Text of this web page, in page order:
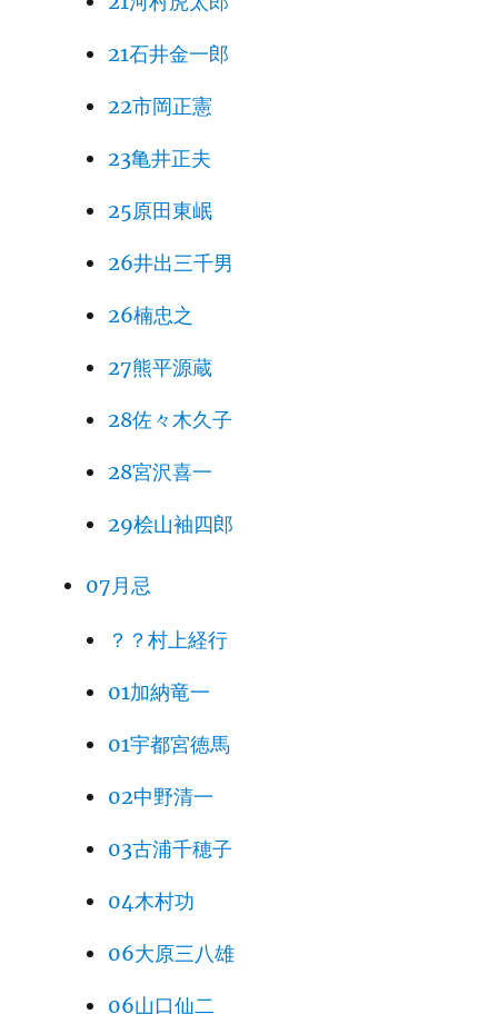
21石井金一郎
22市岡正憲
23亀井正夫
25原田東岷
26井出三千男
26楠忠之
27熊平源蔵
28佐々木久子
28宮沢喜一
29桧山袖四郎
07月忌
？？村上経行
01加納竜一
01宇都宮徳馬
02中野清一
03古浦千穂子
04木村功
06大原三八雄
06山口仙二